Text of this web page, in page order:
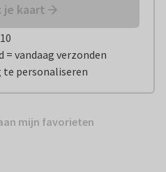
je kaart
= vandaag verzonden
te personaliseren
mijn favorieten